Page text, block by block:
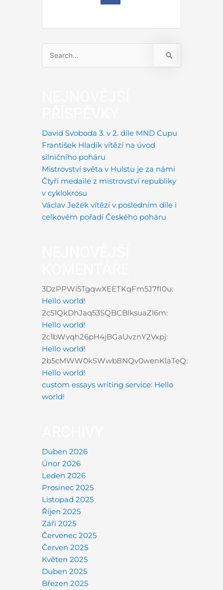
Vyhledat
pro:
David Svoboda 3. v 2. díle MND Cupu
František Hladík vítězí na úvod
silničního poháru
Mistrovství světa v Hulstu je za námi
Čtyři medaile z mistrovství republiky
v cyklokrosu
Václav Ježek vítězí v posledním díle i
celkovém pořadí Českého poháru
3DzPPWi5TgqwXEETKqFm5J7fI0u:
Hello world!
2c51QkDhJaq53SQBCBlksuaZl6m:
Hello world!
2c1bWvqh26pH4jBGaUvznY2Vxpj:
Hello world!
2b5cMWW0kSWwb8NQv0wenKlaTeQ:
Hello world!
custom essays writing service: Hello
world!
Duben 2026
Únor 2026
Leden 2026
Prosinec 2025
Listopad 2025
Říjen 2025
Září 2025
Červenec 2025
Červen 2025
Květen 2025
Duben 2025
Březen 2025